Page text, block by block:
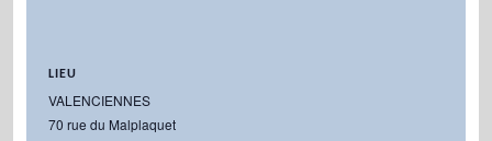
LIEU
VALENCIENNES
70 rue du Malplaquet